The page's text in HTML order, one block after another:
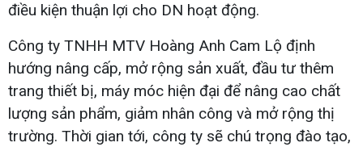
điều kiện thuận lợi cho DN hoạt động.
Công ty TNHH MTV Hoàng Anh Cam Lộ định
hướng nâng cấp, mở rộng sản xuất, đầu tư thêm
trang thiết bị, máy móc hiện đại để nâng cao chất
lượng sản phẩm, giảm nhân công và mở rộng thị
trường. Thời gian tới, công ty sẽ chú trọng đào tạo,